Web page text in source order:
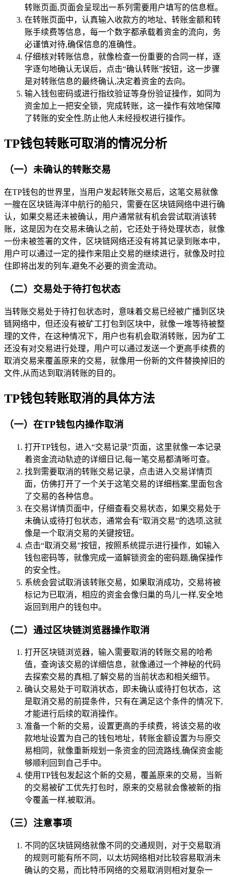
转账页面,页面会呈现出一系列需要用户填写的信息框。
在转账页面中，认真输入收款方的地址、转账金额和转
账手续费等信息，每一个数字都承载着资金的流向，务
必谨慎对待,确保信息的准确性。
仔细核对转账信息，就像检查一份重要的合同一样，逐
字逐句地确认无误后，点击“确认转账”按钮，这一步骤
是对转账信息的最终确认,决定着资金的去向。
输入钱包密码或进行指纹验证等身份验证操作，如同为
资金加上一把安全锁，完成转账，这一操作有效地保障
了转账的安全性,防止他人未经授权进行操作。
TP钱包转账可取消的情况分析
（一）未确认的转账交易
在TP钱包的世界里，当用户发起转账交易后，这笔交易就像
一艘在区块链海洋中航行的船只，需要在区块链网络中进行确
认，如果交易还未被确认，用户通常就有机会尝试取消该转
账，这是因为在交易未确认之前，它还处于待处理状态，就像
一份未被签署的文件，区块链网络还没有将其记录到账本中，
用户可以通过一定的操作来阻止交易的继续进行，就像及时拉
住即将出发的列车,避免不必要的资金流动。
（二）交易处于待打包状态
当转账交易处于待打包状态时，意味着交易已经被广播到区块
链网络中，但还没有被矿工打包到区块中，就像一堆等待被整
理的文件，在这种情况下，用户也有机会取消转账，因为矿工
还没有对交易进行处理，用户可以通过发送一个更高手续费的
取消交易来覆盖原来的交易，就像用一份新的文件替换掉旧的
文件,从而达到取消转账的目的。
TP钱包转账取消的具体方法
（一）在TP钱包内操作取消
打开TP钱包，进入“交易记录”页面，这里就像一本记录
着资金流动轨迹的详细日记,每一笔交易都清晰可查。
找到需要取消的转账交易记录，点击进入交易详情页
面，仿佛打开了一个关于这笔交易的详细档案,里面包含
了交易的各种信息。
在交易详情页面中，仔细查看交易状态，如果交易处于
未确认或待打包状态，通常会有“取消交易”的选项,这就
像是一个取消交易的关键按钮。
点击“取消交易”按钮，按照系统提示进行操作，如输入
钱包密码等，就像完成一道解锁资金的密码题,确保操作
的安全性。
系统会尝试取消该转账交易，如果取消成功，交易将被
标记为已取消，相应的资金会像归巢的鸟儿一样,安全地
返回到用户的钱包中。
（二）通过区块链浏览器操作取消
打开区块链浏览器，输入需要取消的转账交易的哈希
值，查询该交易的详细信息，就像通过一个神秘的代码
去探索交易的真相,了解交易的当前状态和相关细节。
确认交易处于可取消状态，即未确认或待打包状态，这
是取消交易的前提条件，只有在满足这个条件的情况下,
才能进行后续的取消操作。
准备一个新的交易，设置更高的手续费，将该交易的收
款地址设置为自己的钱包地址，转账金额设置为与原交
易相同，就像重新规划一条资金的回流路线,确保资金能
够顺利回到自己手中。
使用TP钱包发起这个新的交易，覆盖原来的交易，当新
的交易被矿工优先打包时，原来的交易就会像被新的指
令覆盖一样,被取消。
（三）注意事项
不同的区块链网络就像不同的交通规则，对于交易取消
的规则可能有所不同，以太坊网络相对比较容易取消未
确认的交易，而比特币网络的交易取消则相对复杂一